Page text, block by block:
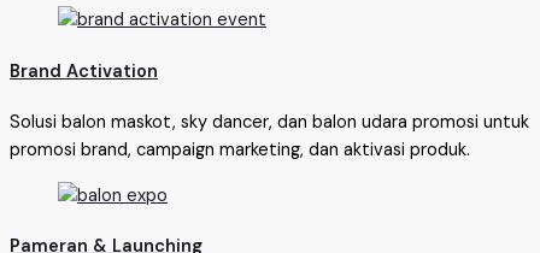
Brand Activation
Solusi balon maskot, sky dancer, dan balon udara promosi untuk
promosi brand, campaign marketing, dan aktivasi produk.
Pameran & Launching